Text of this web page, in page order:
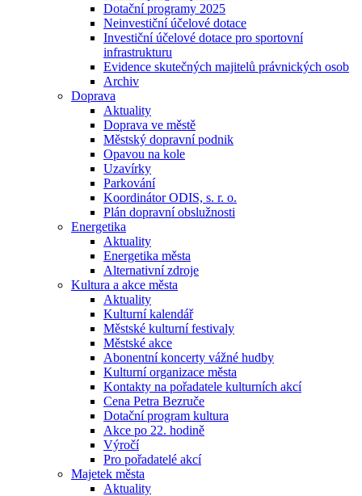
Dotační programy 2025
Neinvestiční účelové dotace
Investiční účelové dotace pro sportovní
infrastrukturu
Evidence skutečných majitelů právnických osob
Archiv
Doprava
Aktuality
Doprava ve městě
Městský dopravní podnik
Opavou na kole
Uzavírky
Parkování
Koordinátor ODIS, s. r. o.
Plán dopravní obslužnosti
Energetika
Aktuality
Energetika města
Alternativní zdroje
Kultura a akce města
Aktuality
Kulturní kalendář
Městské kulturní festivaly
Městské akce
Abonentní koncerty vážné hudby
Kulturní organizace města
Kontakty na pořadatele kulturních akcí
Cena Petra Bezruče
Dotační program kultura
Akce po 22. hodině
Výročí
Pro pořadatelé akcí
Majetek města
Aktuality